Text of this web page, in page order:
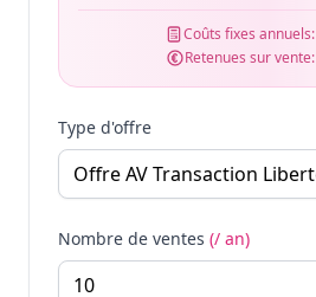
Coûts fixes annuels:
Retenues sur vente:
Type d'offre
Nombre de ventes (/ an)